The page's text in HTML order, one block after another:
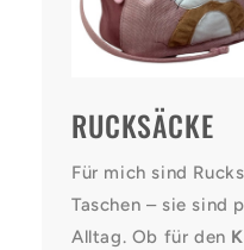
RUCKSÄCKE
Für mich sind
Taschen – sie sind
Alltag. Ob für den